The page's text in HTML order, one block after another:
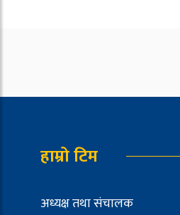
हाम्रो टिम
अध्यक्ष तथा संचालक